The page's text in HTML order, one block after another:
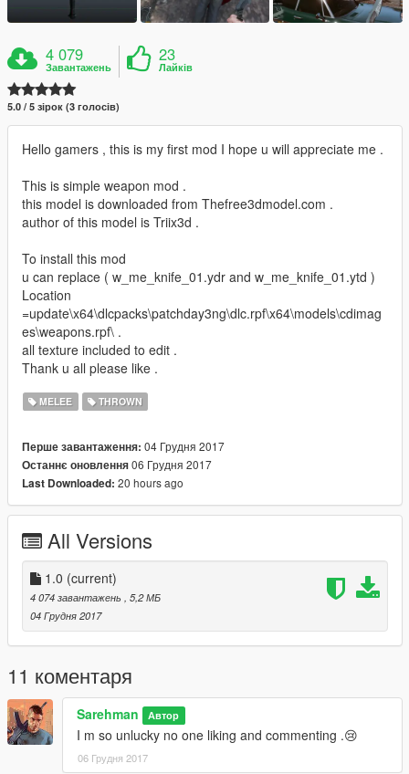
4 079
Завантажень
23
Лайків
5.0 / 5 зірок (3 голосів)
Hello gamers , this is my first mod I hope u will appreciate me .
This is simple weapon mod .
this model is downloaded from Thefree3dmodel.com .
author of this model is Triix3d .
To install this mod
u can replace ( w_me_knife_01.ydr and w_me_knife_01.ytd )
Location
=update\x64\dlcpacks\patchday3ng\dlc.rpf\x64\models\cdimag
es\weapons.rpf\ .
all texture included to edit .
Thank u all please like .
MELEE THROWN
Перше завантаження: 04 Грудня 2017
Останнє оновлення06 Грудня 2017
Last Downloaded: 20 hours ago
All Versions
1.0 (current)
4 074 завантажень
, 5,2 МБ
04 Грудня 2017
11 коментаря
Sarehman Автор
I m so unlucky no one liking and commenting .😢
06 Грудня 2017